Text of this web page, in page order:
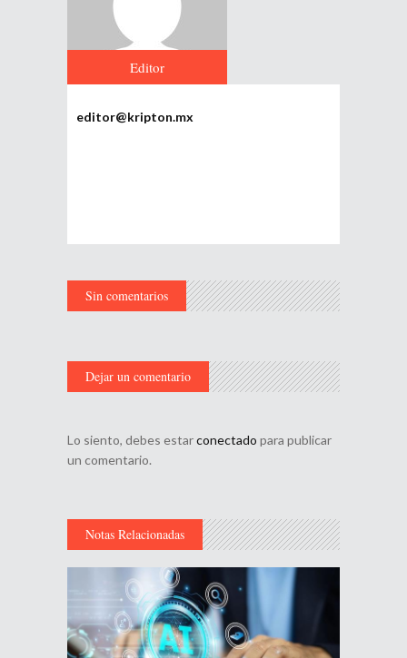
Editor
editor@kripton.mx
Sin comentarios
Dejar un comentario
Lo siento, debes estarconectado para publicar
un comentario.
Notas Relacionadas